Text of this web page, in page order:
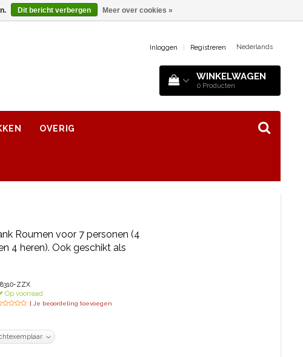
Inloggen Registreren Nederlands
WINKELWAGEN
0 Producten
OVERIG
Roumen voor 7 personen (4
4 heren). Ook geschikt als
ZZX
Op voorraad
| Je beoordeling toevoegen
Dit bericht verbergen Meer over cookies »